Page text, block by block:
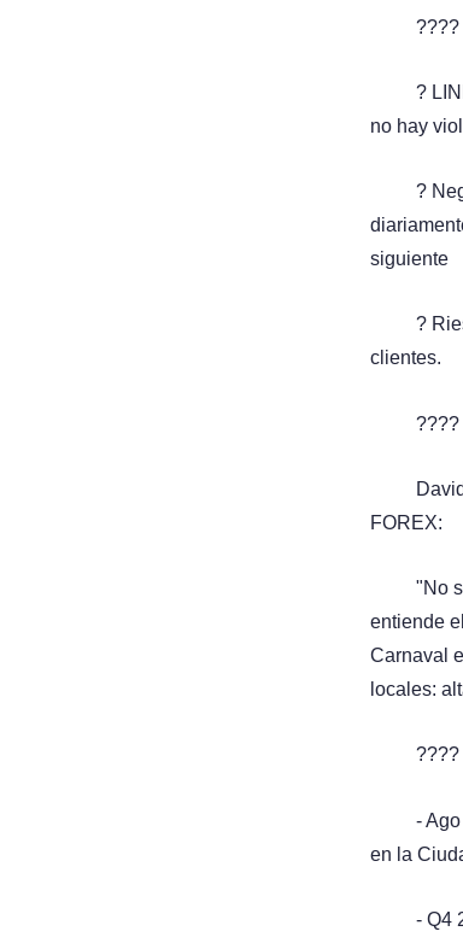
?
no hay
?
siguiente
?
clientes.
????
FOREX:
"No
entiende
Carnaval
locales:
????
-
en la
- Q4